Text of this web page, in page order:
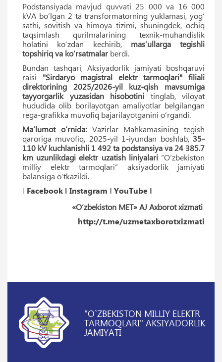
Podstansiyada mavjud quvvati 25 000 va 16 000
kVA bo‘lgan 2 ta transformatorning yuklamasi, yog‘
sathi, sovitish va himoya tizimi, shuningdek, ochiq
taqsimlash qurilmalarining texnik-muhandislik
holatini ko‘zdan kechirib, masʼullarga tegishli
topshiriq va ko‘rsatmalarberdi.
Bundan tashqari, Aksiyadorlik jamiyati boshqaruvi
raisi "Sirdaryo magistral elektr tarmoqlari" filiali
direktorining 2025/2026-yil kuz-qish mavsumiga
tayyorgarlik yuzasidan hisobotini tinglab, viloyat
hududida olib borilayotgan amaliyotlar belgilangan
rega-grafikka muvofiq bajarilayotganini o‘rgandi.
Ma’lumot o‘rnida:Vazirlar Mahkamasining tegish
qaroriga muvofiq, 2025-yil 1-iyundan boshlab, 35-
110 kV kuchlanishli 1 492 ta podstansiya va 24 385.7
km uzunlikdagi elektr uzatish liniyalari“O‘zbekiston
milliy elektr tarmoqlari” aksiyadorlik jamiyati
balansiga o‘tkazildi.
‖ Facebook ‖ Instagram ‖ YouTube ‖
«O‘zbekiston MET» AJ Axborot xizmati
http://t.me/uzmetaxborotxizmati
"O`ZBEKISTON MILLIY ELEKTR
TARMOQLARI" AKSIYADORLIK
JAMIYATI